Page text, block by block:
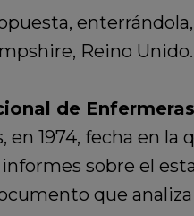
Reino Unido.
de
en 1974, fecha en
sobre el
que analiza